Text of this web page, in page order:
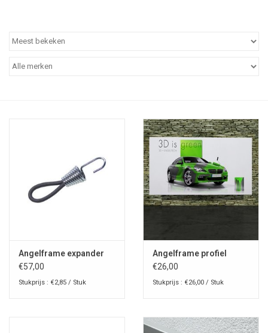
Angelframe expander
€57,00
Stukprijs : €2,85 / Stuk
Angelframe profiel
€26,00
Stukprijs : €26,00 / Stuk